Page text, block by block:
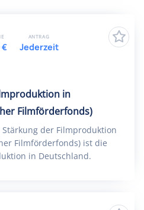
in
Filmförderfonds)
der Filmproduktion
Filmförderfonds) ist die
in Deutschland.
€
ANTRAG
Jederzeit